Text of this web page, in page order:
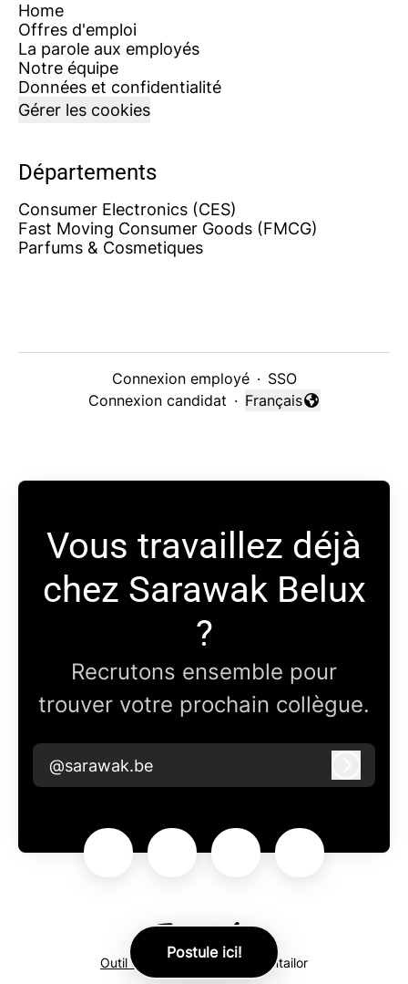
Postule ici!
Home
Offres d'emploi
La parole aux employés
Notre équipe
Données et confidentialité
Gérer les cookies
Départements
Consumer Electronics (CES)
Fast Moving Consumer Goods (FMCG)
Parfums & Cosmetiques
Connexion employé · SSO
Connexion candidat ·
Changer la langue
Français
Vous travaillez déjà
chez Sarawak Belux
?
Recrutons ensemble pour
trouver votre prochain collègue.
@sarawak.be
Outil de recrutement de Teamtailor